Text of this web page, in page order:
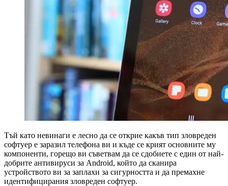
Тъй като невинаги е лесно да се открие какъв тип зловреден
софтуер е заразил телефона ви и къде се крият основните му
компоненти, горещо ви съветвам да се сдобиете с един от най-
добрите антивируси за Android, който да сканира
устройството ви за заплахи за сигурността и да премахне
идентифицирания зловреден софтуер.